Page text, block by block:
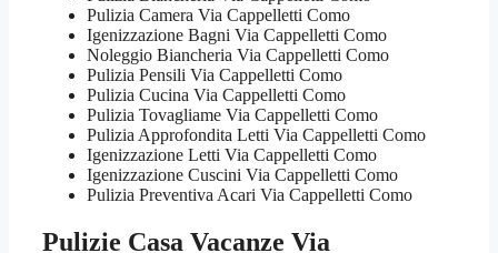
Pulizia Camera Via Cappelletti Como
Igenizzazione Bagni Via Cappelletti Como
Noleggio Biancheria Via Cappelletti Como
Pulizia Pensili Via Cappelletti Como
Pulizia Cucina Via Cappelletti Como
Pulizia Tovagliame Via Cappelletti Como
Pulizia Approfondita Letti Via Cappelletti Como
Igenizzazione Letti Via Cappelletti Como
Igenizzazione Cuscini Via Cappelletti Como
Pulizia Preventiva Acari Via Cappelletti Como
Pulizie Casa Vacanze Via